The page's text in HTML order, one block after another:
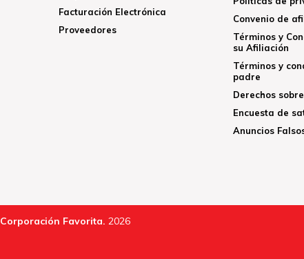
Facturación Electrónica
Proveedores
Convenio de
Términos y
su Afiliación
Términos y
padre
Derechos
Encuesta de
Anuncios
Corporación Favorita. 2026